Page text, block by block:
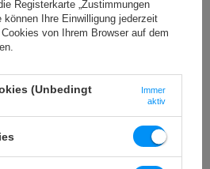
Käfig Power Rack MFT-RIG-10 -
Marbo Sport
897,00 €
Registerkarte „Zustimmungen
können Ihre Einwilligung jederzeit
von Ihrem Browser auf dem
(Unbedingt
Immer
aktiv